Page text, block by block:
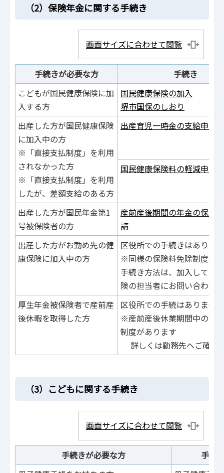
（2）保険年金に関する手続き
画面サイズに合わせて閲覧
手続きが必要な方
手続き
こどもが国民健康保険に加
入する方
国民健康保険の加入
堺市国保のしおり
出産した方が国民健康保険
に加入中の方
※「直接支払制度」を利用
されなかった方
※「直接支払制度」を利用
したが、差額支給のある方
出産育児一時金の支給申請
国民健康保険料の軽減申請
出産した方が国民年金第1
号被保険者の方
産前産後期間の年金の保険
請
出産した方がお勤め先の健
康保険に加入中の方
区役所での手続きはありま
※同様の保険料免除制度が
手続き方法は、加入してい
険の担当者にお問い合わせ
厚生年金被保険者で産前産
後休暇を取得した方
区役所での手続はありません
※産前産後休業期間中の保
制度があります
詳しくは勤務先へご確認
（3）こどもに関する手続き
画面サイズに合わせて閲覧
手続きが必要な方
手続